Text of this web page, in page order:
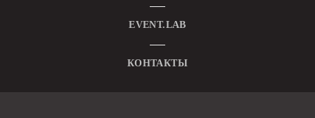
EVENT.LAB
КОНТАКТЫ